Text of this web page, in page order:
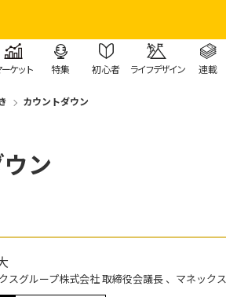
ーケット 特集 初心者 ライフデザイン 連載
カウントダウン
ン
スグループ株式会社 取締役会議長 、マネック